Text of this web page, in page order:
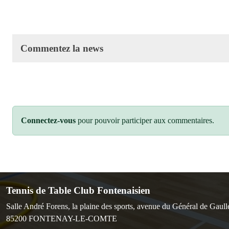
Commentez la news
Connectez-vous pour pouvoir participer aux commentaires.
Tennis de Table Club Fontenaisien
Salle André Forens, la plaine des sports, avenue du Général de
85200 FONTENAY-LE-COMTE